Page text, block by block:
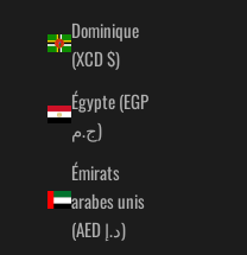
Dominique
(XCD $)
Égypte (EGP
ج.م)
Émirats
arabes unis
(AED د.إ)